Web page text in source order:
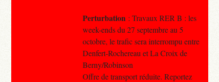
Perturbation : Travaux RER B : les
week-ends du 27 septembre au 5
octobre, le trafic sera interrompu entre
Denfert-Rochereau et La Croix de
Berny/Robinson
Offre de transport réduite. Reportez